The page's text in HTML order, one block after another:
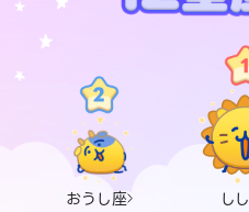
おうし座 し